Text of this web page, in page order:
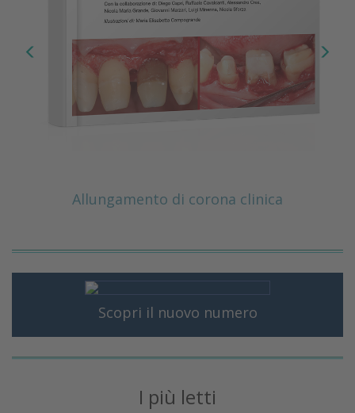
Allungamento di corona clinica
Scopri il nuovo numero
I più letti